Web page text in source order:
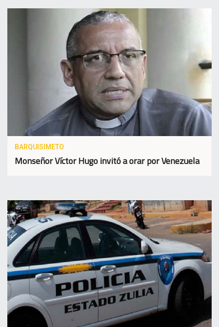
BARQUISIMETO
Monseñor Víctor Hugo invitó a orar por Venezuela